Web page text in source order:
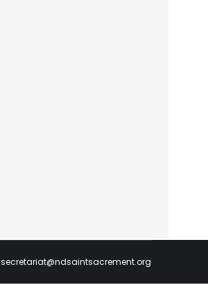
secretariat@ndsaintsacrement.org